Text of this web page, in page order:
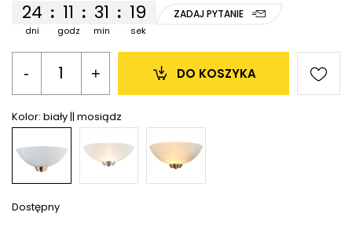
:
dni
24 :
godz
11 :
min
31
sek
19 ZADAJ PYTANIE
Kolor: biały || mosiądz
- + DO KOSZYKA
Dostępny